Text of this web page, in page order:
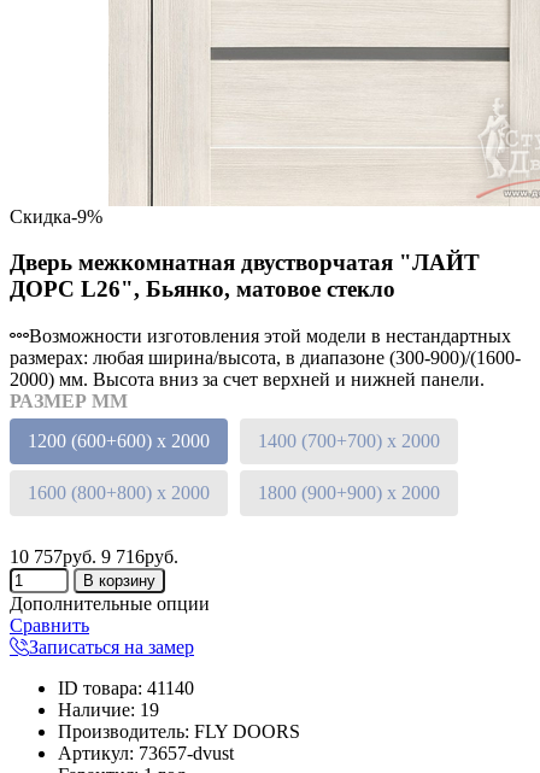
Скидка-9%
Дверь межкомнатная двустворчатая "ЛАЙТ
ДОРС L26", Бьянко, матовое стекло
Возможности изготовления этой модели в нестандартных
размерах: любая ширина/высота, в диапазоне (300-900)/(1600-
2000) мм. Высота вниз за счет верхней и нижней панели.
РАЗМЕР ММ
1200 (600+600) х 2000
1400 (700+700) х 2000
1600 (800+800) х 2000 1800 (900+900) х 2000
10 757руб. 9 716руб.
Дополнительные опции
Сравнить
Записаться на замер
ID товара: 41140
Наличие: 19
Производитель: FLY DOORS
Артикул: 73657-dvust